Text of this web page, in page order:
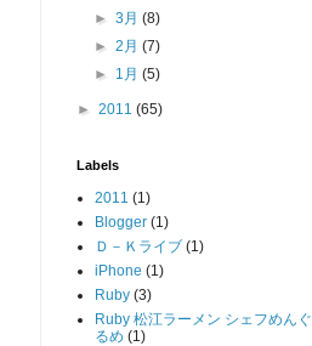
►3月(8)
►2月(7)
► 1月(5)
► 2011 (65)
Labels
2011 (1)
Blogger (1)
Ｄ－Ｋライブ (1)
iPhone (1)
Ruby (3)
Ruby 松江ラーメン シェフめんぐ
るめ (1)